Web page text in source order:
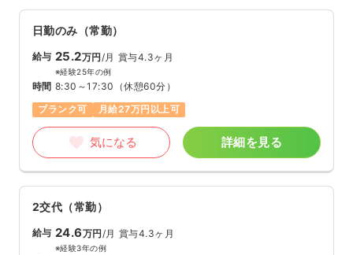
日勤のみ（常勤）
給与 25.2万円/月 賞与4.3ヶ月
※経験25年の例
時間 8:30～17:30 （休憩60分）
ブランク可
月給27万円以上可
気になる 詳細を見る
2交代（常勤）
給与 24.6万円 /月 賞与4.3ヶ月
※経験3年の例